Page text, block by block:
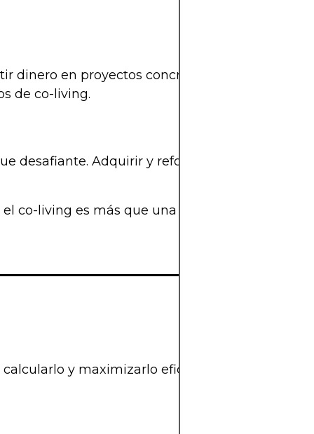
en proyectos concretos y ver crecer
de co-living.
desafiante. Adquirir y reformar una
co-living es más que una idea nueva. Es
y maximizarlo eficientemente. Esta